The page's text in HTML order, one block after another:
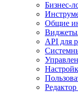
Бизнес-
Общие
Виджеты
API для